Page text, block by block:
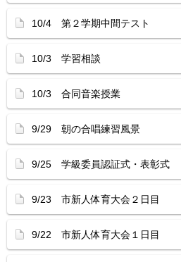
10/4 第２学期中間テスト
10/3 学習相談
10/3 合同音楽授業
9/29 朝の合唱練習風景
9/25 学級委員認証式・表彰式
9/23 市新人体育大会２日目
9/22 市新人体育大会１日目